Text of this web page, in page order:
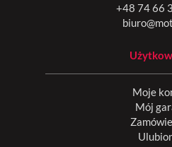
+48 74 66
Moje
Mój